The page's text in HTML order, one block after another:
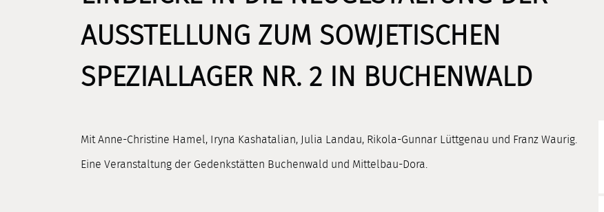
AUSSTELLUNG ZUM SOWJETISCHEN
SPEZIALLAGER NR. 2 IN BUCHENWALD
Mit Anne-Christine Hamel, Iryna Kashatalian, Julia Landau, Rikola-Gunnar Lüttgenau und Franz Waurig.
Eine Veranstaltung der Gedenkstätten Buchenwald und Mittelbau-Dora.